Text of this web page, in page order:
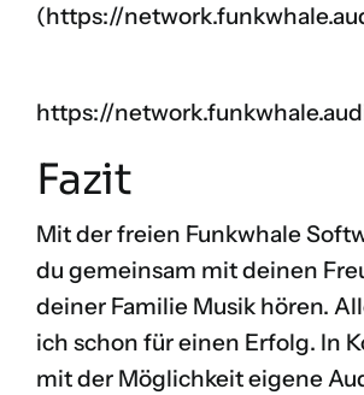
(https://
https://
Fazit
Mit der freien Funkwhale
du gemeinsam mit deinen
deiner Familie Musik hören.
ich schon für einen Erfolg. In
mit der Möglichkeit eigene